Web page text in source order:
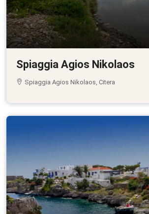
Spiaggia Agios Nikolaos
Spiaggia Agios Nikolaos, Citera